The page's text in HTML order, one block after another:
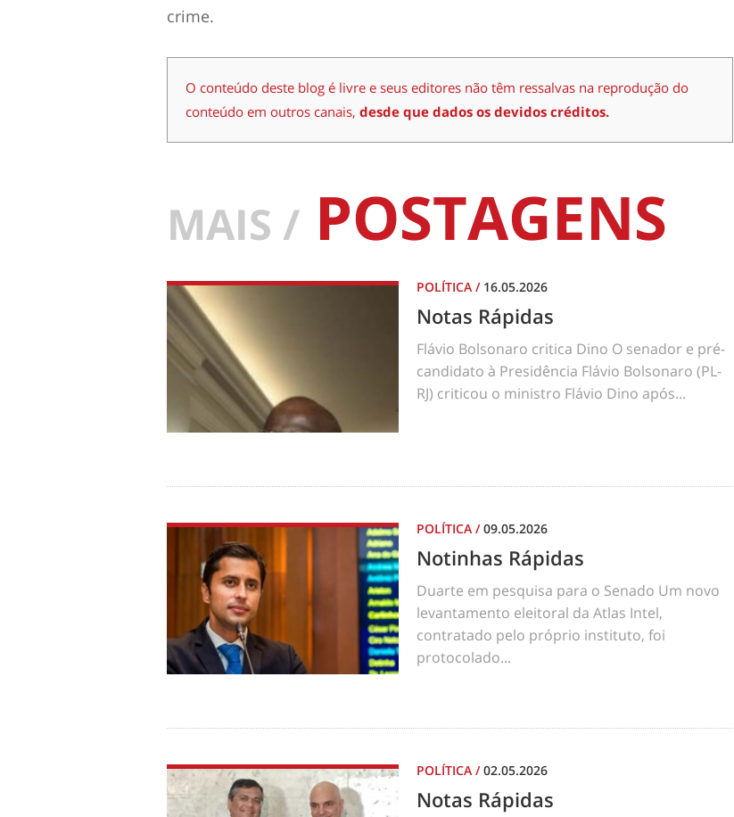
crime.
O conteúdo deste blog é livre e seus editores não têm ressalvas na reprodução do
conteúdo em outros canais, desde que dados os devidos créditos.
MAIS / POSTAGENS
POLÍTICA / 16.05.2026
Notas Rápidas
Flávio Bolsonaro critica Dino O senador e pré-
candidato à Presidência Flávio Bolsonaro (PL-
RJ) criticou o ministro Flávio Dino após...
POLÍTICA /09.05.2026
Notinhas Rápidas
Duarte em pesquisa para o Senado Um novo
levantamento eleitoral da Atlas Intel,
contratado pelo próprio instituto, foi
protocolado...
POLÍTICA /02.05.2026
Notas Rápidas